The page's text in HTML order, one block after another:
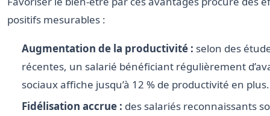
positifs mesurables :
Augmentation de la productivité : selon des
récentes, un salarié bénéficiant régulièrement
sociaux affiche jusqu’à 12 % de productivité en plus.
Fidélisation accrue : des salariés reconnaissants